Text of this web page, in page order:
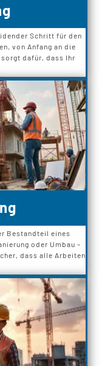
Schritt für den
von Anfang an die
dafür, dass Ihr
Bestandteil eines
oder Umbau –
dass alle Arbeiten